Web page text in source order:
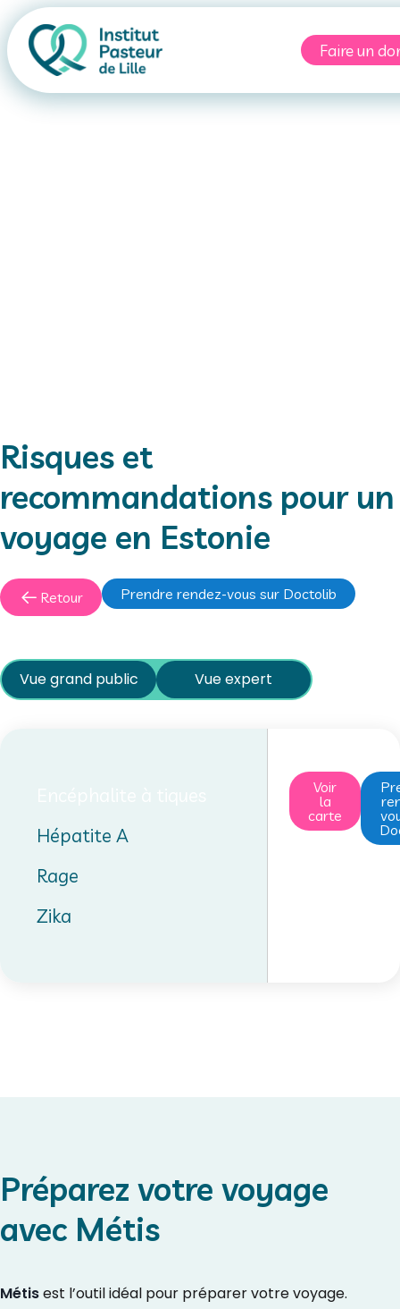
Faire un
Risques et
recommandations pour un
voyage en Estonie
Retour Prendre rendez-vous sur Doctolib
Vue grand public Vue expert
Hépatite A
Rage
Zika
Voir
la
carte
Préparez votre voyage
avec Métis
Métisest l’outil idéal pour préparer votre voyage.